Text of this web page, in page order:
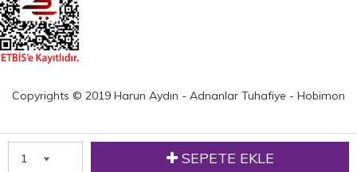
SEPETE EKLE
Copyrights © 2019 Harun Aydın - Adnanlar Tuhafiye - Hobimon